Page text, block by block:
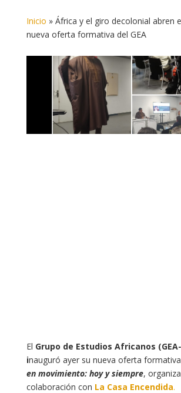
Inicio » África y el giro decolonial abren
nueva oferta formativa del GEA
El Grupo de Estudios Africanos (GEA-
inauguró ayer su nueva oferta
en movimiento: hoy y siempre,
colaboración con La Casa Encendida.